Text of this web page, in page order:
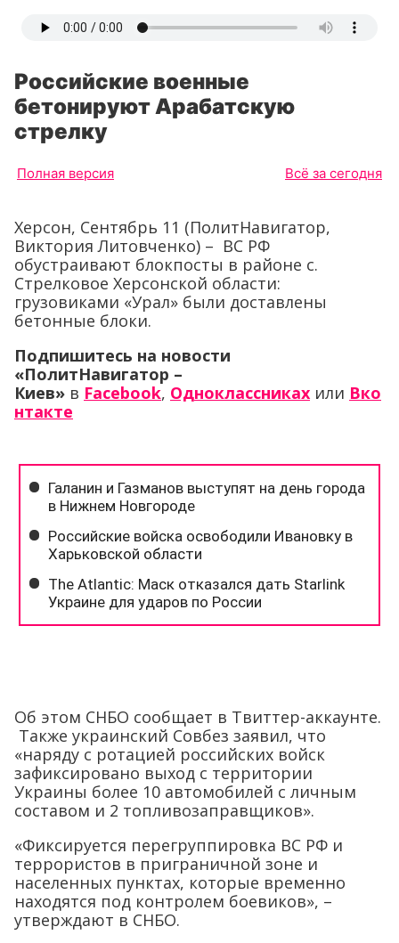
Российские военные
бетонируют Арабатскую
стрелку
Полная версия Всё за сегодня
Херсон, Сентябрь 11 (ПолитНавигатор,
Виктория Литовченко) – ВС РФ
обустраивают блокпосты в районе с.
Стрелковое Херсонской области:
грузовиками «Урал» были доставлены
бетонные блоки.
Подпишитесь на новости
«ПолитНавигатор –
Киев» в Facebook, Одноклассниках или Вко
нтакте
Об этом СНБО сообщает в Твиттер-аккаунте.
Также украинский Совбез заявил, что
«наряду с ротацией российских войск
зафиксировано выход с территории
Украины более 10 автомобилей с личным
составом и 2 топливозаправщиков».
«Фиксируется перегруппировка ВС РФ и
террористов в приграничной зоне и
населенных пунктах, которые временно
находятся под контролем боевиков», –
утверждают в СНБО.